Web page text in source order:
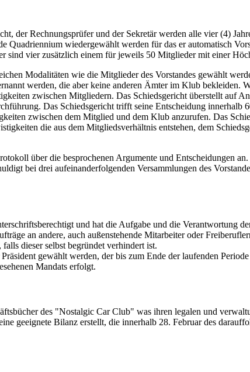
der Rechnungsprüfer und der Sekretär werden alle vier (4)
Quadriennium wiedergewählt werden für das er automatisch
sind vier zusätzlich einem für jeweils 50 Mitglieder mit einer
Modalitäten wie die Mitglieder des Vorstandes gewählt
werden, die aber keine anderen Ämter im Klub bekleiden.
zwischen Mitgliedern. Das Schiedsgericht überstellt auf
Das Schiedsgericht trifft seine Entscheidung innerhalb
zwischen dem Mitglied und dem Klub anzurufen. Das
die aus dem Mitgliedsverhältnis entstehen, dem
über die besprochenen Argumente und Entscheidungen
bei drei aufeinanderfolgenden Versammlungen des
und hat die Aufgabe und die Verantwortung
an andere, auch außenstehende Mitarbeiter oder
dieser selbst begründet verhindert ist.
gewählt werden, der bis zum Ende der laufenden
Mandats erfolgt.
des "Nostalgic Car Club" was ihren legalen und
geeignete Bilanz erstellt, die innerhalb 28. Februar des